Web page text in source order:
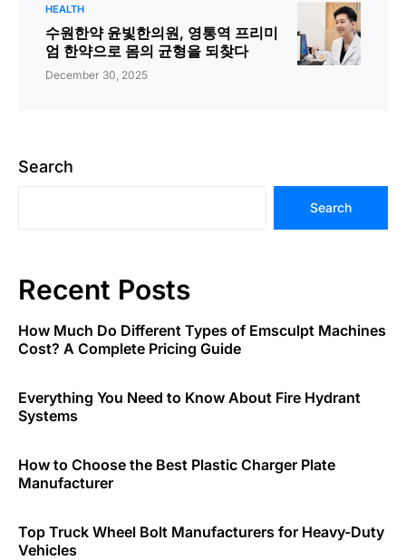
HEALTH
수원한약 윤빛한의원, 영통역 프리미
엄 한약으로 몸의 균형을 되찾다
December 30, 2025
Search
Search
Recent Posts
How Much Do Different Types of Emsculpt Machines
Cost? A Complete Pricing Guide
Everything You Need to Know About Fire Hydrant
Systems
How to Choose the Best Plastic Charger Plate
Manufacturer
Top Truck Wheel Bolt Manufacturers for Heavy-Duty
Vehicles